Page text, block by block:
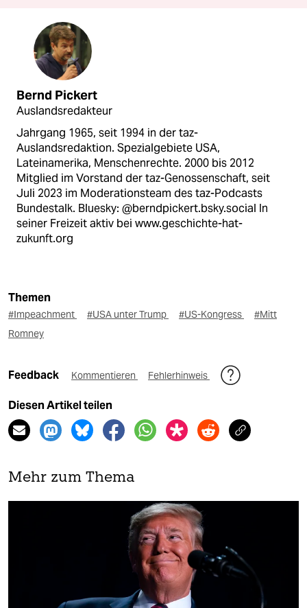
Bernd Pickert
Auslandsredakteur
Jahrgang 1965, seit 1994 in der taz-
Auslandsredaktion. Spezialgebiete USA,
Lateinamerika, Menschenrechte. 2000 bis 2012
Mitglied im Vorstand der taz-Genossenschaft, seit
Juli 2023 im Moderationsteam des taz-Podcasts
Bundestalk. Bluesky: @berndpickert.bsky.social In
seiner Freizeit aktiv bei www.geschichte-hat-
zukunft.org
Themen
#Impeachment #USA unter Trump #US-Kongress
#Mitt
Romney
Feedback Kommentieren Fehlerhinweis
Diesen Artikel teilen
Mehr zum Thema